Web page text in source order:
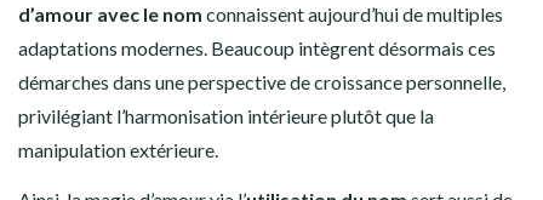
d’amour avec le nom connaissent aujourd’hui de multiples
adaptations modernes. Beaucoup intègrent désormais ces
démarches dans une perspective de croissance personnelle,
privilégiant l’harmonisation intérieure plutôt que la
manipulation extérieure.